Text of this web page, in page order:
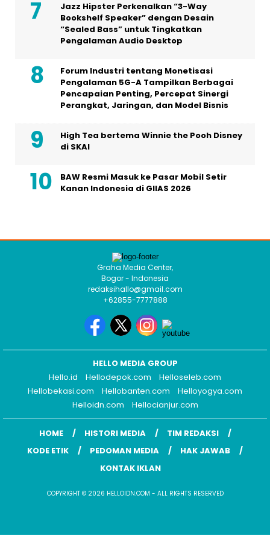
Jazz Hipster Perkenalkan “3-Way
Bookshelf Speaker” dengan Desain
“Sealed Bass” untuk Tingkatkan
Pengalaman Audio Desktop
Forum Industri tentang Monetisasi
Pengalaman 5G-A Tampilkan Berbagai
Pencapaian Penting, Percepat Sinergi
Perangkat, Jaringan, dan Model Bisnis
High Tea bertema Winnie the Pooh Disney
di SKAI
BAW Resmi Masuk ke Pasar Mobil Setir
Kanan Indonesia di GIIAS 2026
Graha Media Center,
Bogor - Indonesia
redaksihallo@gmail.com
+62855-7777888
HELLO MEDIA GROUP
Hello.id
Hellodepok.com
Helloseleb.com
Hellobekasi.com
Hellobanten.com
Helloyogya.com
Helloidn.com
Hellocianjur.com
HOME HISTORI MEDIA
TIM REDAKSI
KODE ETIK
PEDOMAN MEDIA
HAK JAWAB
KONTAK IKLAN
COPYRIGHT © 2026 HELLOIDN.COM - ALL RIGHTS RESERVED